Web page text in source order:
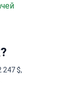
247 $,